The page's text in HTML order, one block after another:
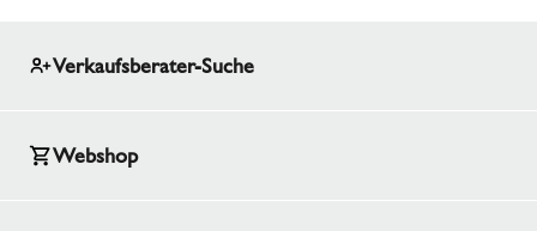
Verkaufsberater-Suche
Webshop